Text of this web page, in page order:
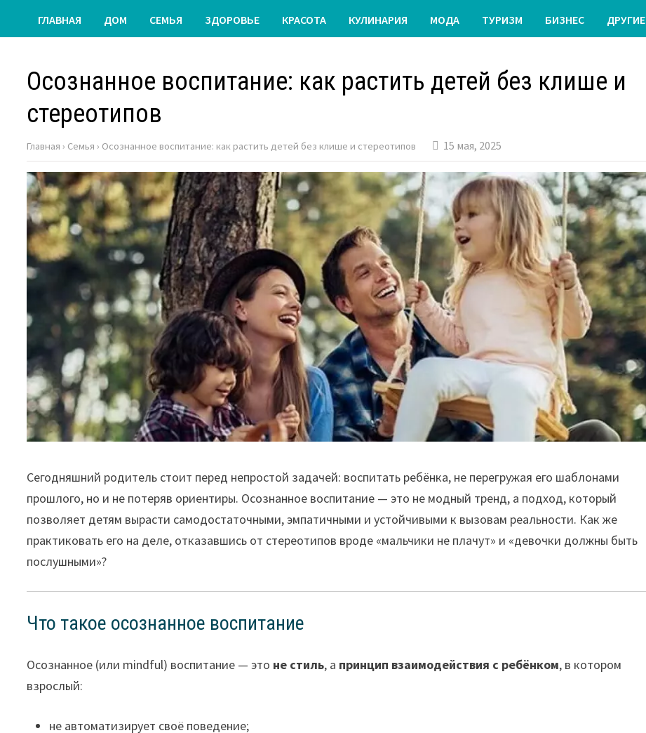
ГЛАВНАЯ ДОМ СЕМЬЯ ЗДОРОВЬЕ КРАСОТА КУЛИНАРИЯ МОДА ТУРИЗМ БИЗНЕС ДРУГИЕ
Осознанное воспитание: как растить детей без клише и
стереотипов
Главная › Семья › Осознанное воспитание: как растить детей без клише и стереотипов 15 мая, 2025
Сегодняшний родитель стоит перед непростой задачей: воспитать ребёнка, не перегружая его шаблонами
прошлого, но и не потеряв ориентиры. Осознанное воспитание — это не модный тренд, а подход, который
позволяет детям вырасти самодостаточными, эмпатичными и устойчивыми к вызовам реальности. Как же
практиковать его на деле, отказавшись от стереотипов вроде «мальчики не плачут» и «девочки должны быть
послушными»?
Что такое осознанное воспитание
Осознанное (или mindful) воспитание — это не стиль, а принцип взаимодействия с ребёнком, в котором
взрослый:
не автоматизирует своё поведение;